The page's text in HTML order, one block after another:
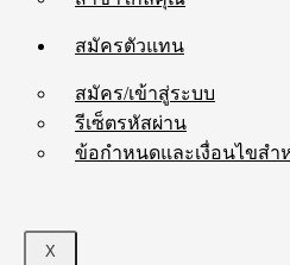
สมัครตัวแทน
สมัคร/เข้าสู่ระบบ
รีเซ็ตรหัสผ่าน
ข้อกำหนดและเงื่อนไขสำ
X